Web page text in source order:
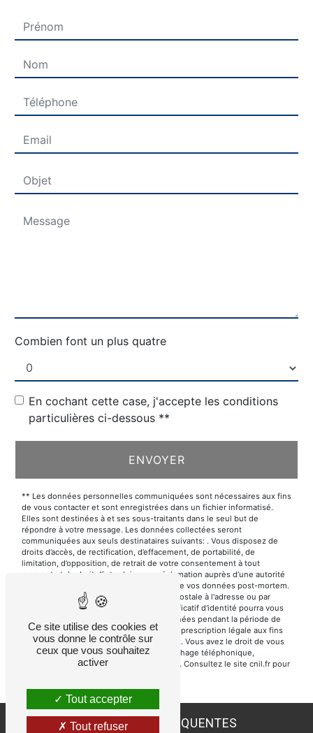
Combien font un plus quatre
En cochant cette case, j'accepte les conditions
particulières ci-dessous **
ENVOYER
** Les données personnelles communiquées sont nécessaires aux fins
de vous contacter et sont enregistrées dans un fichier informatisé.
Elles sont destinées à et ses sous-traitants dans le seul but de
répondre à votre message. Les données collectées seront
communiquées aux seuls destinataires suivants: . Vous disposez de
droits d’accès, de rectification, d’effacement, de portabilité, de
limitation, d’opposition, de retrait de votre consentement à tout
moment et du droit d’introduire une réclamation auprès d’une autorité
de contrôle, ainsi que d’organiser le sort de vos données post-mortem.
Vous pouvez exercer ces droits par voie postale à l'adresse ou par
courrier électronique à l'adresse . Un justificatif d'identité pourra vous
être demandé. Nous conservons vos données pendant la période de
prise de contact puis pendant la durée de prescription légale aux fins
probatoires et de gestion des contentieux. Vous avez le droit de vous
inscrire sur la liste d'opposition au démarchage téléphonique,
disponible à cette adresse:
. Consultez le site cnil.fr pour
RECHERCHES FRÉQUENTES
Ce site utilise des cookies et
vous donne le contrôle sur
ceux que vous souhaitez
activer
Tout accepter
Tout refuser